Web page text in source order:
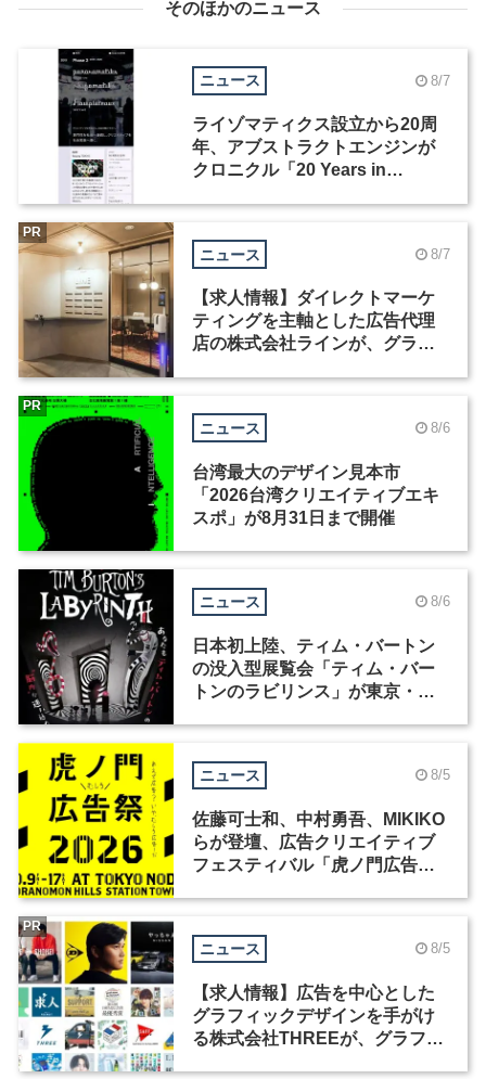
そのほかのニュース
ニュース 8/7
ライゾマティクス設立から20周
年、アブストラクトエンジンが
クロニクル「20 Years in
ニュース 8/7
【求人情報】ダイレクトマーケ
ティングを主軸とした広告代理
店の株式会社ラインが、グラフ
PR
ニュース 8/6
台湾最大のデザイン見本市
「2026台湾クリエイティブエキ
スポ」が8月31日まで開催
PR
ニュース 8/6
日本初上陸、ティム・バートン
の没入型展覧会「ティム・バー
トンのラビリンス」が東京・豊
ニュース 8/5
佐藤可士和、中村勇吾、MIKIKO
らが登壇、広告クリエイティブ
フェスティバル「虎ノ門広告
ニュース 8/5
【求人情報】広告を中心とした
グラフィックデザインを手がけ
る株式会社THREEが、グラフィ
PR